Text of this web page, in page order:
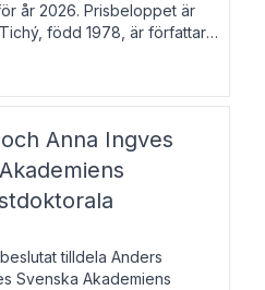
år 2026. Prisbeloppet är
född 1978, är författare
2005 med den
l
Anna Ingves
tilldela Anders
Svenska Akademiens